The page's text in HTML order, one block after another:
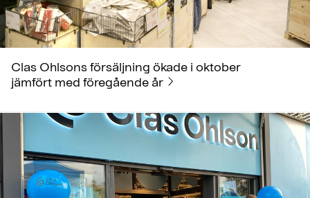
Clas Ohlsons försäljning ökade i oktober
jämfört med föregående år